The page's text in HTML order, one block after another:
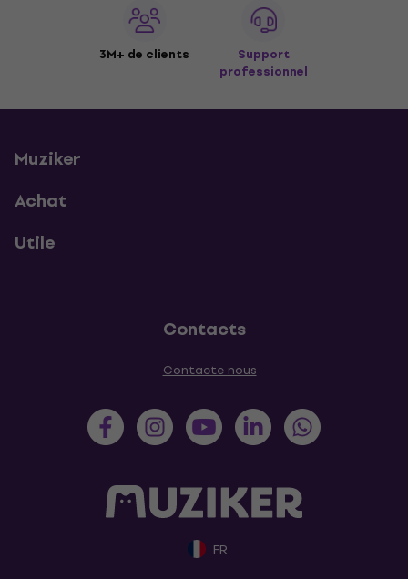
3M+ de clients
Support
professionnel
Muziker
Achat
Utile
Contacts
Contacte nous
FR